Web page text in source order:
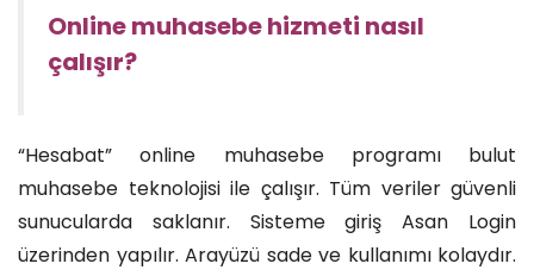
Online muhasebe hizmeti nasıl
çalışır?
“Hesabat” online muhasebe programı bulut
muhasebe teknolojisi ile çalışır. Tüm veriler güvenli
sunucularda saklanır. Sisteme giriş Asan Login
üzerinden yapılır. Arayüzü sade ve kullanımı kolaydır.